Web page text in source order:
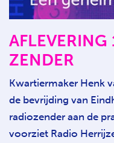
AFLEVERING
ZENDER
Kwartiermaker Henk
de bevrijding van
radiozender aan de
voorziet Radio